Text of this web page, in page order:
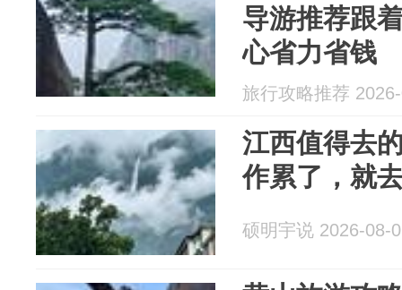
导游推荐跟
心省力省钱
旅行攻略推荐
江西值得去
作累了，就
硕明宇说 2026-08-